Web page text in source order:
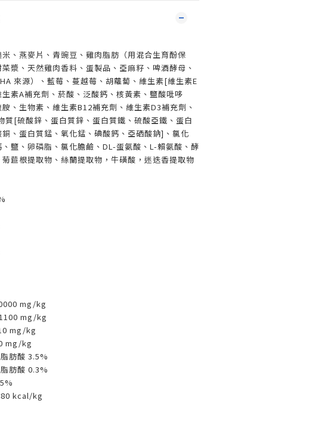
米、燕麥片、青豌豆、雞肉脂肪（用混合生育酚保
漿、天然雞肉香料、蛋製品、亞麻籽、啤酒酵母、
來源）、藍莓、蔓越莓、胡蘿蔔、維生素[維生素E
素A補充劑、菸酸、泛酸鈣、核黃素、鹽酸吡哆
、生物素、維生素B12補充劑、維生素D3補充劑、
質[硫酸鋅、蛋白質鋅、蛋白質鐵、硫酸亞鐵、蛋白
、蛋白質錳、氧化錳、碘酸鈣、亞硒酸鈉]、氯化
鹽、卵磷脂、氯化膽鹼、DL-蛋氨酸、L-賴氨酸、酵
苣根提取物、絲蘭提取物，牛磺酸，迷迭香提取物
mg/kg
mg/kg
mg/kg
mg/kg
肪酸 3.5%
肪酸 0.3%
kcal/kg